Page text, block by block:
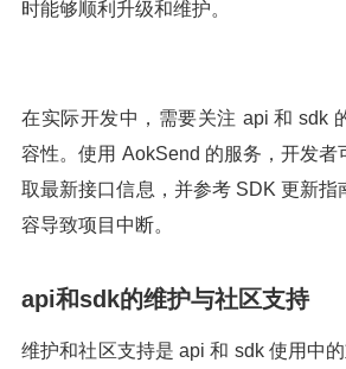
时能够顺利升级和维护。
在实际开发中，需要关注 api 和 sdk
容性。使用 AokSend 的服务，开发者
取最新接口信息，并参考 SDK 更新指
容导致项目中断。
api和sdk的维护与社区支持
维护和社区支持是 api 和 sdk 使用中